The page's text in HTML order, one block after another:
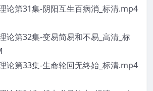
论第31集-阴阳互生百病消_标清.mp4
论第32集-变易简易和不易_高清_标
论第33集-生命轮回无终始_标清.mp4